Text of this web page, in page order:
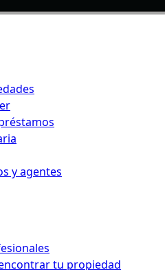
y agentes
tu propiedad